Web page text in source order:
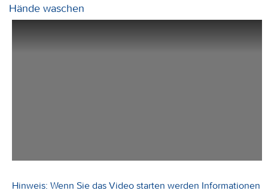
Hände waschen
Hinweis: Wenn Sie das Video starten werden Informationen